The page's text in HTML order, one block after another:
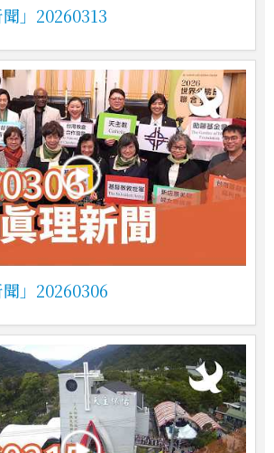
」20260313
」20260306